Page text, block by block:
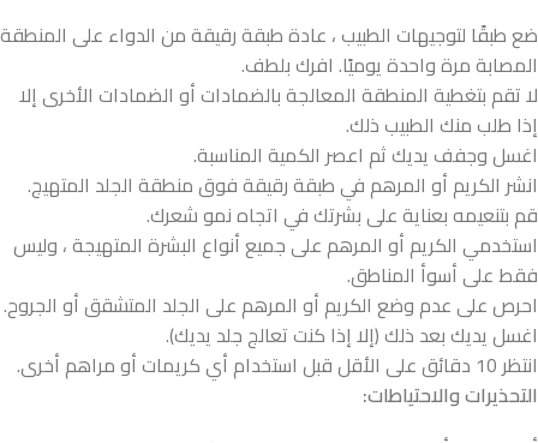
ضع طبقًا لتوجيهات الطبيب ، عادة طبقة رقيقة من الدواء على المنطقة
المصابة مرة واحدة يوميًا. افرك بلطف.
لا تقم بتغطية المنطقة المعالجة بالضمادات أو الضمادات الأخرى إلا
إذا طلب منك الطبيب ذلك.
اغسل وجفف يديك ثم اعصر الكمية المناسبة.
انشر الكريم أو المرهم في طبقة رقيقة فوق منطقة الجلد المتهيج.
قم بتنعيمه بعناية على بشرتك في اتجاه نمو شعرك.
استخدمي الكريم أو المرهم على جميع أنواع البشرة المتهيجة ، وليس
فقط على أسوأ المناطق.
احرص على عدم وضع الكريم أو المرهم على الجلد المتشقق أو الجروح.
اغسل يديك بعد ذلك (إلا إذا كنت تعالج جلد يديك).
انتظر 10 دقائق على الأقل قبل استخدام أي كريمات أو مراهم أخرى.
التحذيرات والاحتياطات: